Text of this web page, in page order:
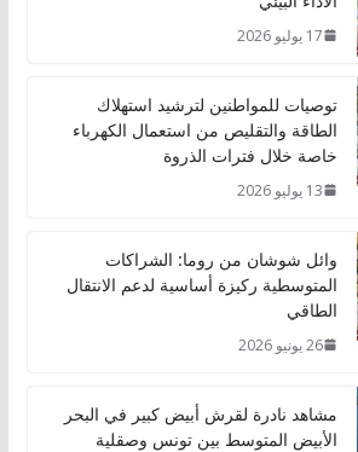
17 يوليو 2026
توصيات للمواطنين لترشيد استهلاك
الطاقة والتقليص من استعمال الكهرباء
خاصة خلال فترات الذروة
13 يوليو 2026
وائل شوشان من روما: الشراكات
المتوسطية ركيزة أساسية لدعم الانتقال
الطاقي
26 يونيو 2026
مشاهد نادرة لقرش أبيض كبير في البحر
الأبيض المتوسط بين تونس وصقلية